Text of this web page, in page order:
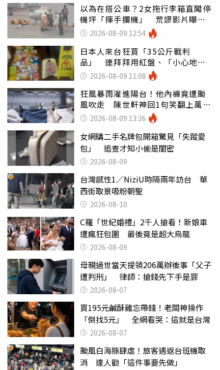
以為在搭公車？2女拖行李箱直闖停
機坪「揮手攔機」 荒謬影片曝網
傻眼2026-08-09 12:54
日本人來台狂買「35公斤戰利
品」 連拜拜用紅盤、「小心地
滑」告示牌也帶回家
2026-08-09 11:08
狂風暴雨灌進陽台！他內褲竟遭颱
風吹走 陳世軒神回1句笑翻上萬網
友 2026-08-09 13:26
女網購二手名牌包開箱驚見「失蹤愛
包」 追查才知小偷是閨密
2026-08-09
台灣感性1／NiziU時隔兩年訪台 華
西街取景吸粉朝聖
2026-08-10
C羅「世紀婚禮」2千人搶看！新娘車
遭瘋狂包圍 最後竟是超大烏龍
2026-08-09
母親過世當天提領206萬辦後事「父子
遭判刑」 律師：搶錢先下手是罪
2026-08-07
買195元鹹酥雞忘帶錢！老闆神操作
「倒找5元」 全網看哭：這就是台灣
2026-08-07
颱風白海豚肆虐！旅客遇返台班機取
消 達人勸「這件事要先做」